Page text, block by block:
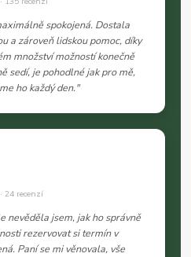
spokojená. Dostala
a zároveň lidskou pomoc, díky
množství možností konečně
sedí, je pohodlné jak pro mě,
ho každý den."
24 recenzí
nevěděla jsem, jak ho správně
rezervovat si termín v
Paní se mi věnovala, vše